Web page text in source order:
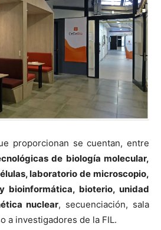
proporcionan se cuentan, entre
de biología molecular,
laboratorio de microscopio,
bioinformática, bioterio, unidad
nuclear, secuenciación, sala
a investigadores de la FIL.